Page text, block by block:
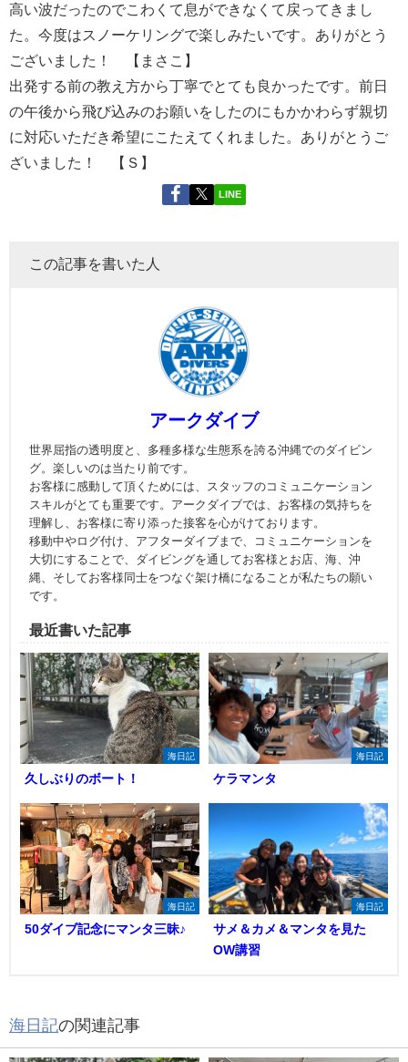
高い波だったのでこわくて息ができなくて戻ってきまし
た。今度はスノーケリングで楽しみたいです。ありがとう
ございました！ 【まさこ】
出発する前の教え方から丁寧でとても良かったです。前日
の午後から飛び込みのお願いをしたのにもかかわらず親切
に対応いただき希望にこたえてくれました。ありがとうご
ざいました！ 【Ｓ】
LINE
この記事を書いた人
アークダイブ
世界屈指の透明度と、多種多様な生態系を誇る沖縄でのダイビン
グ。楽しいのは当たり前です。
お客様に感動して頂くためには、スタッフのコミュニケーション
スキルがとても重要です。アークダイブでは、お客様の気持ちを
理解し、お客様に寄り添った接客を心がけております。
移動中やログ付け、アフターダイブまで、コミュニケーションを
大切にすることで、ダイビングを通してお客様とお店、海、沖
縄、そしてお客様同士をつなぐ架け橋になることが私たちの願い
です。
最近書いた記事
海日記
久しぶりのボート！
海日記
ケラマンタ
海日記
50ダイブ記念にマンタ三昧♪
海日記
サメ＆カメ＆マンタを見た
OW講習
海日記の関連記事